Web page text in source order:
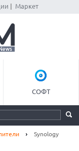
Маркет
СОФТ
Synology